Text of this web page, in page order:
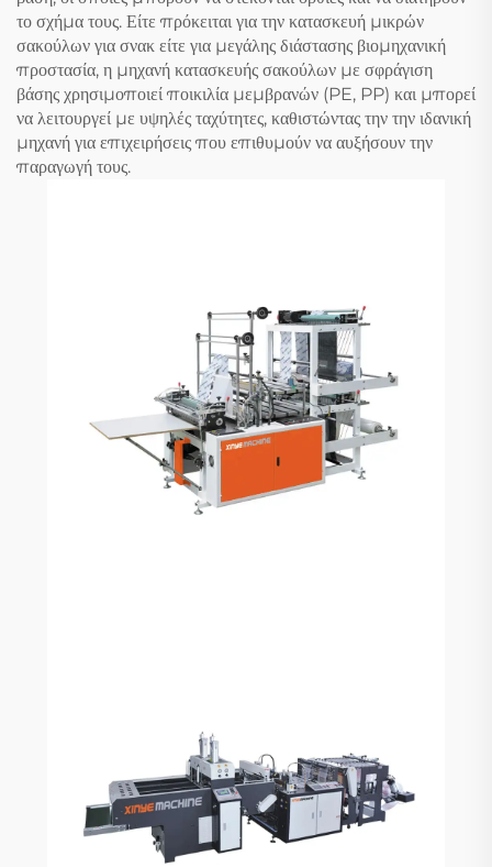
το σχήμα τους. Είτε πρόκειται για την κατασκευή μικρών
σακούλων για σνακ είτε για μεγάλης διάστασης βιομηχανική
προστασία, η μηχανή κατασκευής σακούλων με σφράγιση
βάσης χρησιμοποιεί ποικιλία μεμβρανών (PE, PP) και μπορεί
να λειτουργεί με υψηλές ταχύτητες, καθιστώντας την την ιδανική
μηχανή για επιχειρήσεις που επιθυμούν να αυξήσουν την
παραγωγή τους.